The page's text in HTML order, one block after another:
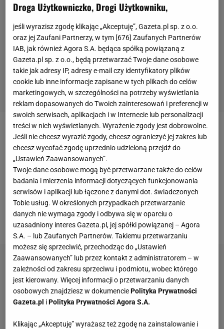
Coraz więcej wskazuje na to, że wkrótce serial
medialny o transferze
Roberta Lewandowskiego dobiegnie końca. Jak
informował dziennik "Bild", kapitanreprezentacji
Polskimiał już poinformować władzeBayernu
Monachiumo tym, że nie przedłuży swojego
kontraktu.
Droga Użytkowniczko, Drogi Użytkowniku,
jeśli wyrazisz zgodę klikając „Akceptuję”, Gazeta.pl sp. z o.o.
oraz jej Zaufani Partnerzy, w tym [676] Zaufanych Partnerów
IAB, jak również Agora S.A. będąca spółką powiązaną z
Gazeta.pl sp. z o.o., będą przetwarzać Twoje dane osobowe
takie jak adresy IP, adresy e-mail czy identyfikatory plików
cookie lub inne informacje zapisane w tych plikach do celów
marketingowych, w szczególności na potrzeby wyświetlania
reklam dopasowanych do Twoich zainteresowań i preferencji w
swoich serwisach, aplikacjach i w Internecie lub personalizacji
treści w nich wyświetlanych. Wyrażenie zgody jest dobrowolne.
Jeśli nie chcesz wyrazić zgody, chcesz ograniczyć jej zakres lub
chcesz wycofać zgodę uprzednio udzieloną przejdź do
„Ustawień Zaawansowanych”.
Twoje dane osobowe mogą być przetwarzane także do celów
badania i mierzenia informacji dotyczących funkcjonowania
serwisów i aplikacji lub łączone z danymi dot. świadczonych
Tobie usług. W określonych przypadkach przetwarzanie
danych nie wymaga zgody i odbywa się w oparciu o
uzasadniony interes Gazeta.pl, jej spółki powiązanej – Agora
S.A. – lub Zaufanych Partnerów. Takiemu przetwarzaniu
możesz się sprzeciwić, przechodząc do „Ustawień
Zaawansowanych” lub przez kontakt z administratorem – w
zależności od zakresu sprzeciwu i podmiotu, wobec którego
jest kierowany. Więcej informacji o przetwarzaniu danych
osobowych znajdziesz w dokumenciePolityka Prywatności
Gazeta.pl iPolityka Prywatności Agora S.A.
Klikając „Akceptuję” wyrażasz też zgodę na zainstalowanie i